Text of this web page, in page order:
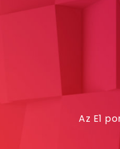
Az E1